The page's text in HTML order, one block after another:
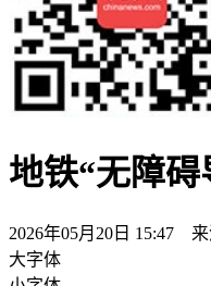
地铁“无障
2026年05月20日 15:47
大字体